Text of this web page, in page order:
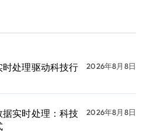
处理驱动科技行
2026年8月8日
实时处理：科技
2026年8月8日